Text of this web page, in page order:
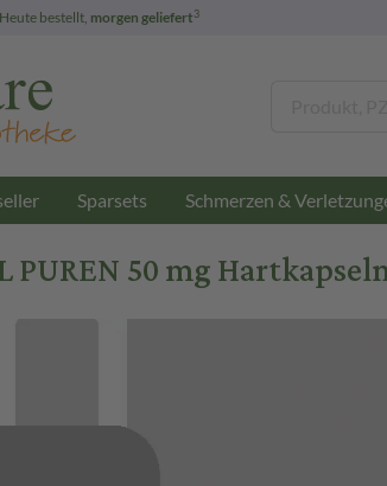
Heute bestellt, morgen geliefert3
Sparsets Schmerzen &
PUREN 50 mg